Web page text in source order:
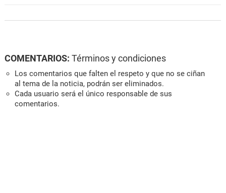
COMENTARIOS: Términos y condiciones
Los comentarios que falten el respeto y que no se ciñan
al tema de la noticia, podrán ser eliminados.
Cada usuario será el único responsable de sus
comentarios.